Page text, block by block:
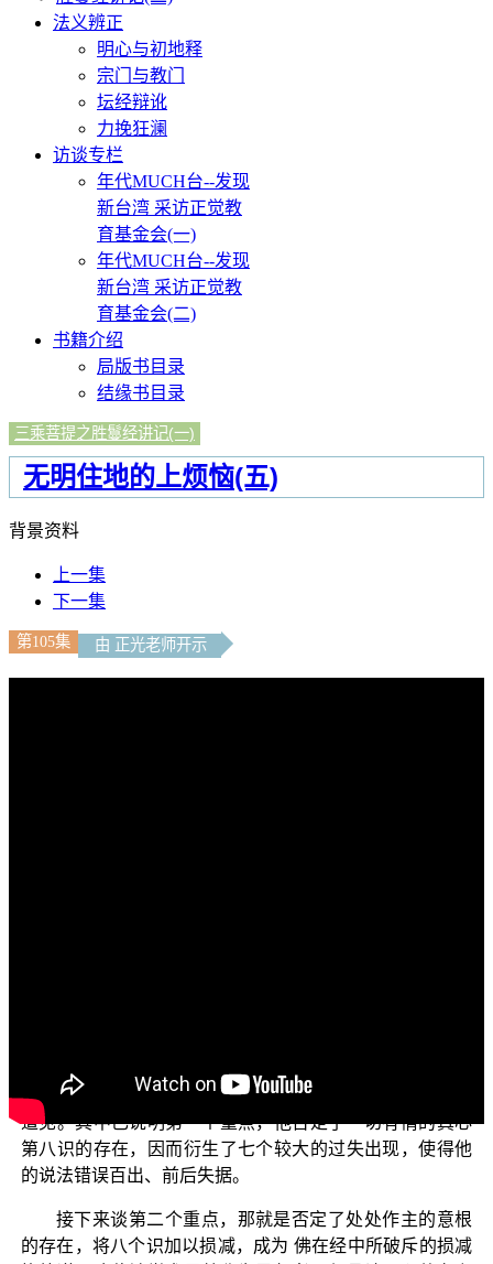
法义辨正
明心与初地释
宗门与教门
坛经辩讹
力挽狂澜
访谈专栏
年代MUCH台--发现
新台湾 采访正觉教
育基金会(一)
年代MUCH台--发现
新台湾 采访正觉教
育基金会(二)
书籍介绍
局版书目录
结缘书目录
三乘菩提之胜鬘经讲记(一)
无明住地的上烦恼(五)
背景资料
上一集
下一集
第105集 由 正光老师开示
否定了一切有情的真心第八识及意根以后，再反执意识心
为常住法，因而成为常见、断见、损减执、增益执四种外
道见。其中已说明第一个重点，他否定了一切有情的真心
第八识的存在，因而衍生了七个较大的过失出现，使得他
的说法错误百出、前后失据。
接下来谈第二个重点，那就是否定了处处作主的意根
的存在，将八个识加以损减，成为 佛在经中所破斥的损减